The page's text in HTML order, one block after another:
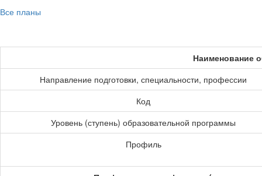
Все планы
Наименование
Направление подготовки, специальности, профессии
Код
Уровень (ступень) образовательной программы
Профиль